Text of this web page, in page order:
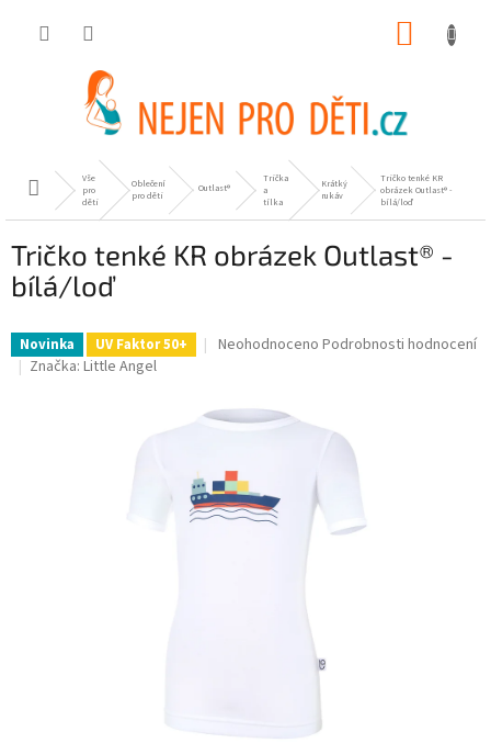
Domů
Vše
pro
děti
Oblečení
pro děti
Outlast®
Trička
a
tílka
Krátký
rukáv
Tričko tenké KR
obrázek Outlast® -
bílá/loď
Tričko tenké KR obrázek Outlast® -
bílá/loď
Novinka UV Faktor 50+
Průměrné
je
0,0
hvězdiček.
Neohodnoceno Podrobnosti hodnocení
Značka: Little Angel